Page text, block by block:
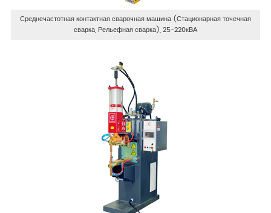
Среднечастотная контактная сварочная машина (Стационарная точечная
сварка, Рельефная сварка), 25-220кВА